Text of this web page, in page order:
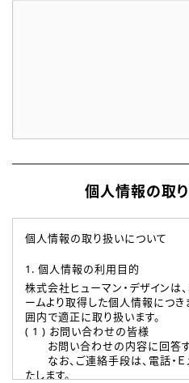
個人情報の取
個人情報の取り扱いについて
1. 個人情報の利用目的
株式会社ヒューマン・デザインは
ームより取得した個人情報につ
囲内で適正に取り扱います。
( 1 ) お問い合わせの皆様
お問い合わせの内容に回答す
なお、ご連絡手段は、電話・
たします。